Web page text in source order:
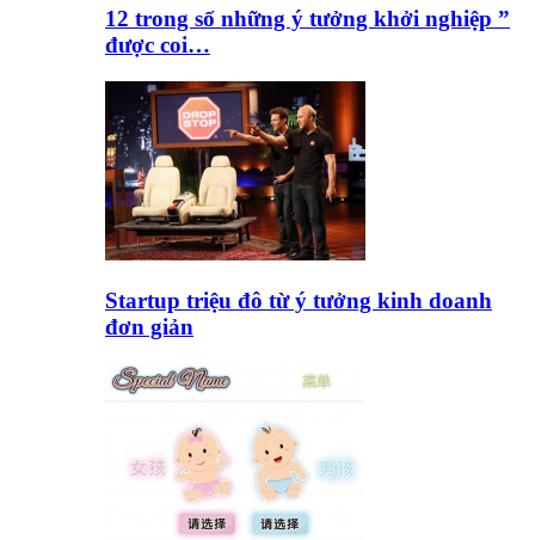
12 trong số những ý tưởng khởi nghiệp ”
được coi…
Startup triệu đô từ ý tưởng kinh doanh
đơn giản